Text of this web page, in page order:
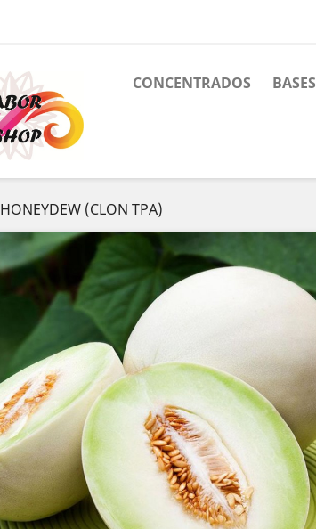
CONCENTRADOS BASES
HONEYDEW (CLON TPA)